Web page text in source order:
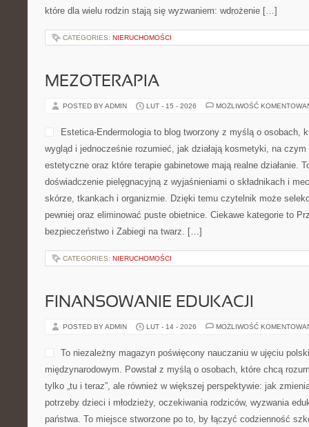
które dla wielu rodzin stają się wyzwaniem: wdrożenie […]
CATEGORIES: NIERUCHOMOŚCI
MEZOTERAPIA
POSTED BY ADMIN LUT - 15 - 2026 MOŻLIWOŚĆ
Estetica-Endermologia to blog tworzony z myślą o osobach,
wygląd i jednocześnie rozumieć, jak działają kosmetyki, na
estetyczne oraz które terapie gabinetowe mają realne działanie.
doświadczenie pielęgnacyjną z wyjaśnieniami o składnikach i
skórze, tkankach i organizmie. Dzięki temu czytelnik może
pewniej oraz eliminować puste obietnice. Ciekawe kategorie to
bezpieczeństwo i Zabiegi na twarz. […]
CATEGORIES: NIERUCHOMOŚCI
FINANSOWANIE EDUKACJI
POSTED BY ADMIN LUT - 14 - 2026 MOŻLIWOŚĆ
To niezależny magazyn poświęcony nauczaniu w ujęciu
międzynarodowym. Powstał z myślą o osobach, które chcą
tylko „tu i teraz”, ale również w większej perspektywie: jak
potrzeby dzieci i młodzieży, oczekiwania rodziców, wyzwania
państwa. To miejsce stworzone po to, by łączyć codzienność